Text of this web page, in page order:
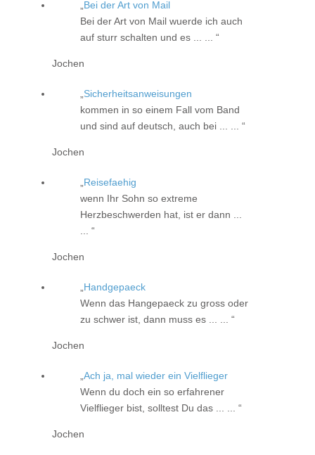
Bei der Art von Mail
Bei der Art von Mail wuerde ich auch
auf sturr schalten und es ... ...
Jochen
Sicherheitsanweisungen
kommen in so einem Fall vom Band
und sind auf deutsch, auch bei ... ...
Jochen
Reisefaehig
wenn Ihr Sohn so extreme
Herzbeschwerden hat, ist er dann ...
...
Jochen
Handgepaeck
Wenn das Hangepaeck zu gross oder
zu schwer ist, dann muss es ... ...
Jochen
Ach ja, mal wieder ein Vielflieger
Wenn du doch ein so erfahrener
Vielflieger bist, solltest Du das ... ...
Jochen